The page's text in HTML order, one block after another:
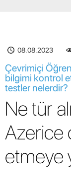
08.08.2023
Çevrimiçi
bilgimi kontrol
testler nelerdir?
Ne tür
Azerice
etmeye